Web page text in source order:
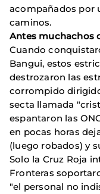
acompañados por
caminos.
Antes muchachos
Cuando
Bangui, estos
destrozaron las
corrompido
secta llamada
espantaron las
en pocas horas
(luego robados) y
Solo la Cruz Roja
Fronteras
"el personal no